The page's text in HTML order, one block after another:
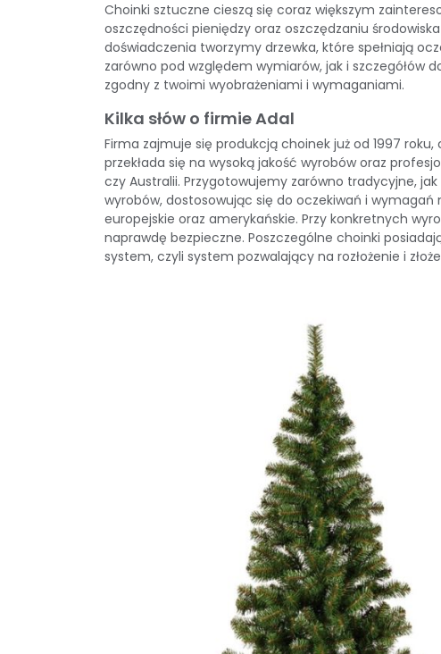
Choinki sztuczne cieszą się coraz większym
oszczędności pieniędzy oraz oszczędzaniu
doświadczenia tworzymy drzewka, które spełniają
zarówno pod względem wymiarów, jak i szczegółów
zgodny z twoimi wyobrażeniami i wymaganiami.
Kilka słów o firmie Adal
Firma zajmuje się produkcją choinek już od 1997
przekłada się na wysoką jakość wyrobów oraz
czy Australii. Przygotowujemy zarówno tradycyjne,
wyrobów, dostosowując się do oczekiwań i
europejskie oraz amerykańskie. Przy konkretnych
naprawdę bezpieczne. Poszczególne choinki
system, czyli system pozwalający na rozłożenie i